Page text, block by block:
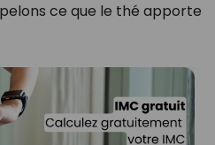
ce que le thé apporte